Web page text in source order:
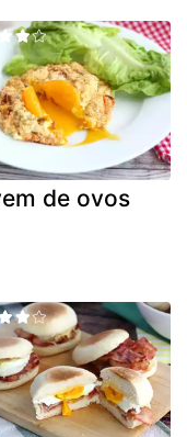
de ovos